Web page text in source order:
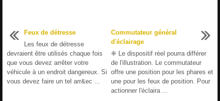
Feux de détresse
Les feux de détresse
devraient être utilisés chaque fois
que vous devez arrêter votre
véhicule à un endroit dangereux. Si
vous devez faire un tel arr&ec ...
Commutateur général
d'éclairage
❈ Le dispositif réel pourra différer
de l'illustration. Le commutateur
offre une position pour les phares et
une pour les feux de position. Pour
actionner l'éclaira ...